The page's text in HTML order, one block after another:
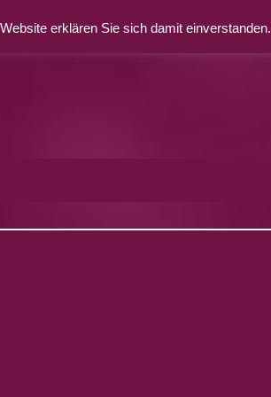
erklären Sie sich damit einverstanden.